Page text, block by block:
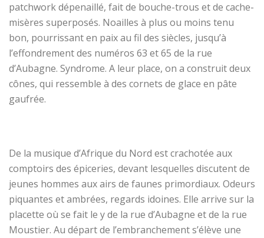
patchwork dépenaillé, fait de bouche-trous et de cache-
misères superposés. Noailles à plus ou moins tenu
bon, pourrissant en paix au fil des siècles, jusqu’à
l’effondrement des numéros 63 et 65 de la rue
d’Aubagne. Syndrome. A leur place, on a construit deux
cônes, qui ressemble à des cornets de glace en pâte
gaufrée.
De la musique d’Afrique du Nord est crachotée aux
comptoirs des épiceries, devant lesquelles discutent de
jeunes hommes aux airs de faunes primordiaux. Odeurs
piquantes et ambrées, regards idoines. Elle arrive sur la
placette où se fait le y de la rue d’Aubagne et de la rue
Moustier. Au départ de l’embranchement s’élève une